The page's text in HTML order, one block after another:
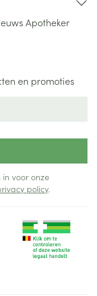
Apotheker
en promoties
in voor onze
policy.